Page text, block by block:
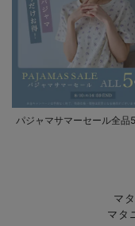
パジャマサマーセール全品
マ
マタ